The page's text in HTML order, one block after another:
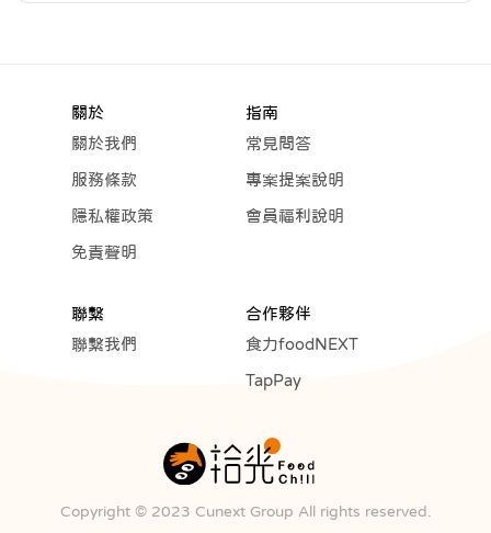
關於
關於我們
服務條款
隱私權政策
免責聲明
指南
常見問答
專案提案說明
會員福利說明
聯繫
聯繫我們
合作夥伴
食力foodNEXT
TapPay
Copyright © 2023 Cunext Group All rights reserved.